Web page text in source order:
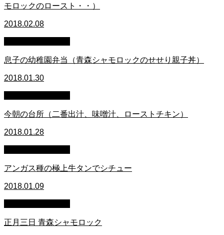
モロックのロースト・・）
2018.02.08
息子の幼稚園弁当（青森シャモロックのせせり親子丼）
2018.01.30
今朝の台所（二番出汁、味噌汁、ローストチキン）
2018.01.28
アンガス種の極上牛タンでシチュー
2018.01.09
正月三日 青森シャモロック